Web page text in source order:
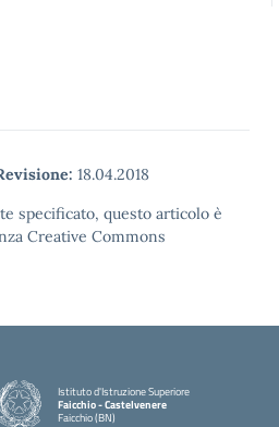
18.04.2018
specificato, questo articolo è
Creative Commons
Istituto d'Istruzione Superiore
Faicchio - Castelvenere
Faicchio (BN)